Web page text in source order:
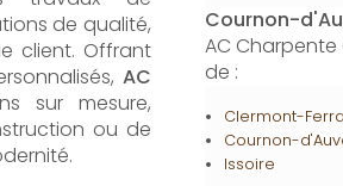
de qualité,
client. Offrant
AC
sur mesure,
ou de
Cournon-
AC
de :
Clermont-
Cournon-
Issoire